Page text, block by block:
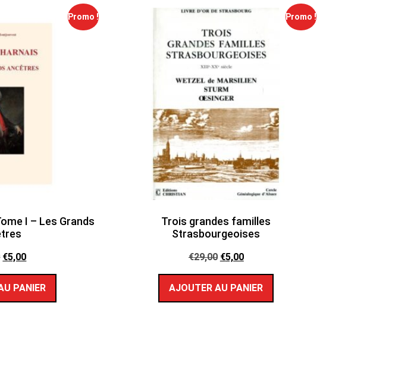
Promo !
I – Les Grands
€5,00
PANIER
Promo !
Trois grandes familles
Strasbourgeoises
€29,00 €5,00
AJOUTER AU PANIER